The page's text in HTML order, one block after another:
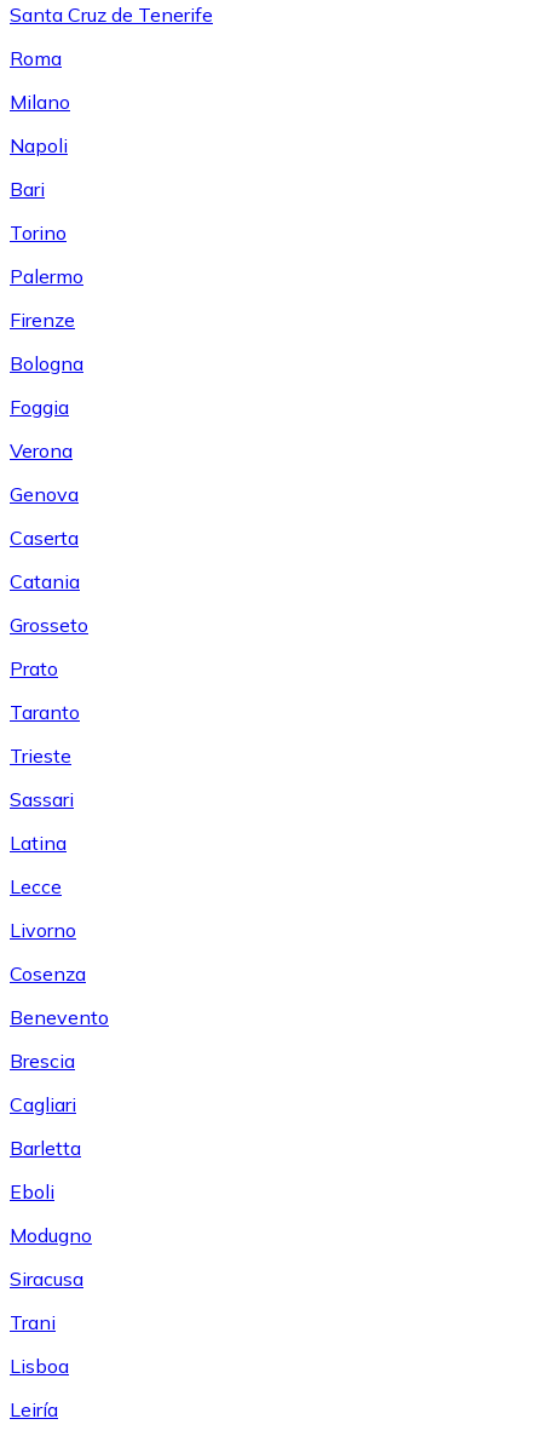
Santa Cruz de Tenerife
Roma
Milano
Napoli
Bari
Torino
Palermo
Firenze
Bologna
Foggia
Verona
Genova
Caserta
Catania
Grosseto
Prato
Taranto
Trieste
Sassari
Latina
Lecce
Livorno
Cosenza
Benevento
Brescia
Cagliari
Barletta
Eboli
Modugno
Siracusa
Trani
Lisboa
Leiría